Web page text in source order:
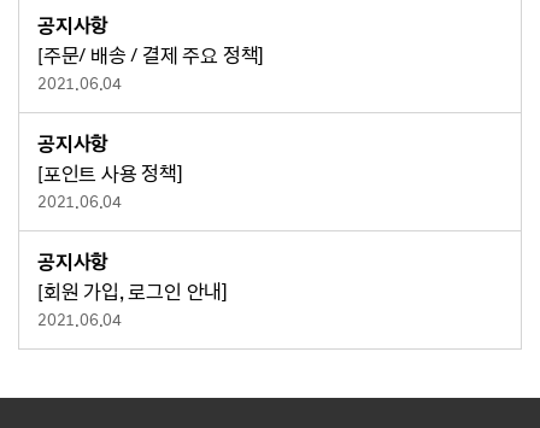
공지사항
[주문/ 배송 / 결제 주요 정책]
2021.06.04
공지사항
[포인트 사용 정책]
2021.06.04
공지사항
[회원 가입, 로그인 안내]
2021.06.04